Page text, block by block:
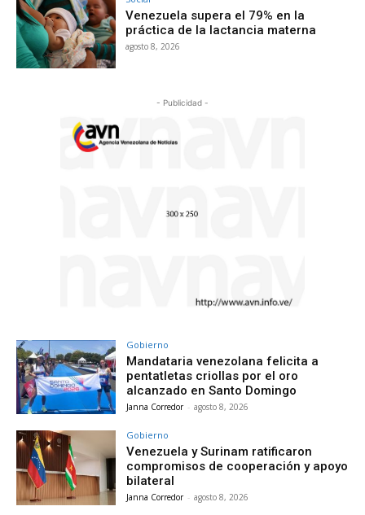
Venezuela supera el 79% en la
práctica de la lactancia materna
agosto 8, 2026
- Publicidad -
Gobierno
Mandataria venezolana felicita a
pentatletas criollas por el oro
alcanzado en Santo Domingo
Janna Corredor - agosto 8, 2026
Gobierno
Venezuela y Surinam ratificaron
compromisos de cooperación y apoyo
bilateral
Janna Corredor - agosto 8, 2026